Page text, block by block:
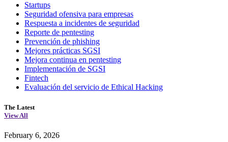
Startups
Seguridad ofensiva para empresas
Respuesta a incidentes de seguridad
Reporte de pentesting
Prevención de phishing
Mejores prácticas SGSI
Mejora continua en pentesting
Implementación de SGSI
Fintech
Evaluación del servicio de Ethical Hacking
The Latest
View All
February 6, 2026